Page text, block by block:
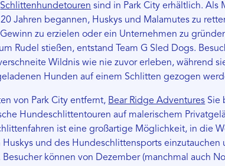
Schlittenhundetouren sind in Park City erhältlich. Als
Jahren begannen, Huskys und Malamutes zu
zu erzielen oder ein Unternehmen zu
Rudel stießen, entstand Team G Sled Dogs.
Wildnis wie nie zuvor erleben, während
Hunden auf einem Schlitten gezogen
von Park City entfernt, Bear Ridge Adventures Sie
Hundeschlittentouren auf malerischem
ist eine großartige Möglichkeit, in die
und des Hundeschlittensports einzutauchen
Besucher können von Dezember (manchmal auch